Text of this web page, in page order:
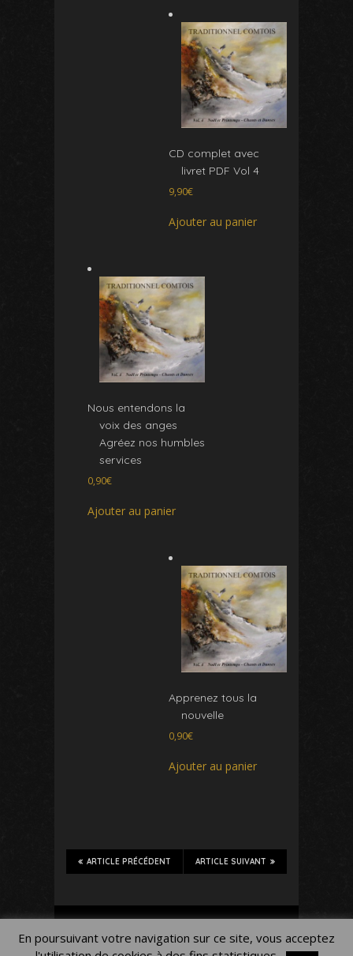
CD complet avec
livret PDF Vol 4
9,90€
Ajouter au panier
Nous entendons la
voix des anges
Agréez nos humbles
services
0,90€
Ajouter au panier
Apprenez tous la
nouvelle
0,90€
Ajouter au panier
ARTICLE SUIVANT
ARTICLE PRÉCÉDENT
Mentions légales
En poursuivant votre navigation sur ce site, vous acceptez